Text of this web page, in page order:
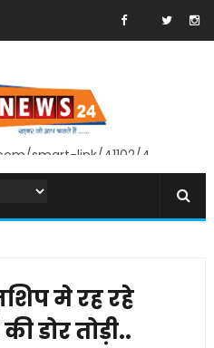
smart-link/41102/4
मे रह रहे
डोर तोड़ी..